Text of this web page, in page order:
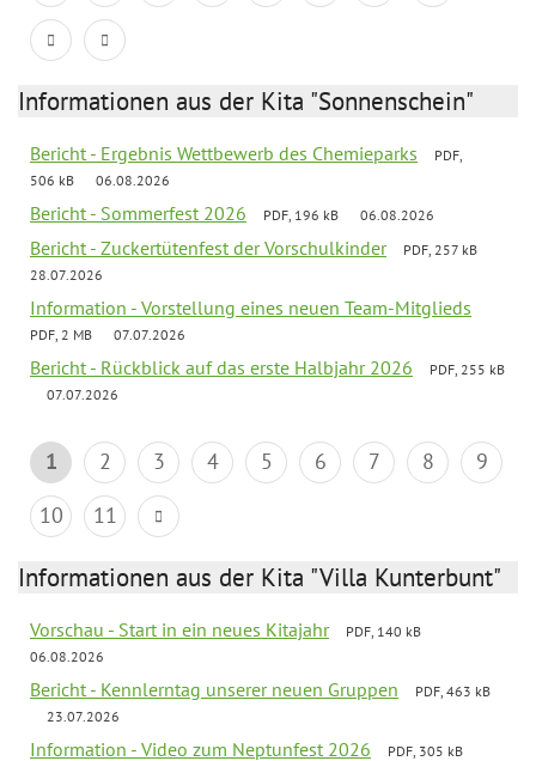
Informationen aus der Kita "Sonnenschein"
Bericht - Ergebnis Wettbewerb des Chemieparks
PDF,
506 kB
06.08.2026
Bericht - Sommerfest 2026 PDF, 196 kB 06.08.2026
Bericht - Zuckertütenfest der Vorschulkinder
PDF, 257 kB
28.07.2026
Information - Vorstellung eines neuen Team-Mitglieds
PDF, 2 MB 07.07.2026
Bericht - Rückblick auf das erste Halbjahr 2026
PDF, 255 kB
07.07.2026
1 2 3 4 5 6 7 8
9
10
11
Informationen aus der Kita "Villa Kunterbunt"
Vorschau - Start in ein neues Kitajahr
PDF, 140 kB
06.08.2026
Bericht - Kennlerntag unserer neuen Gruppen
PDF, 463 kB
23.07.2026
Information - Video zum Neptunfest 2026 PDF, 305 kB